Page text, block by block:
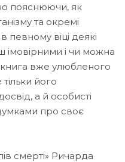
пояснюючи, як
та окремі
певному віці деякі
імовірними і чи можна
вже улюбленого
його
а й особисті
про своє
смерті» Ричарда